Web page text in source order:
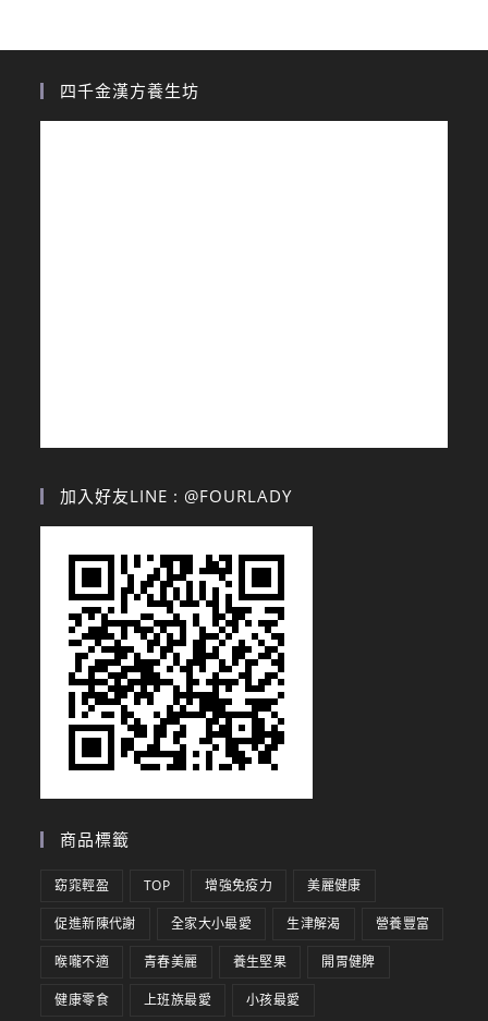
四千金漢方養生坊
加入好友LINE : @FOURLADY
商品標籤
窈窕輕盈 TOP 增強免疫力 美麗健康
促進新陳代謝 全家大小最愛 生津解渴 營養豐富
喉嚨不適 青春美麗 養生堅果 開胃健脾
健康零食 上班族最愛 小孩最愛